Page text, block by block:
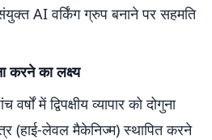
AI वर्किंग ग्रुप बनाने पर सहमति
करने का लक्ष्य
में द्विपक्षीय व्यापार को दोगुना
(हाई-लेवल मैकेनिज्म) स्थापित करने